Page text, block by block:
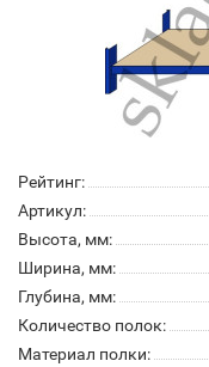
Рейтинг:
Артикул:
Высота, мм:
Ширина, мм:
Глубина, мм:
Количество полок:
Материал полки: